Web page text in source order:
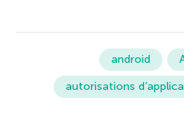
android
autorisations